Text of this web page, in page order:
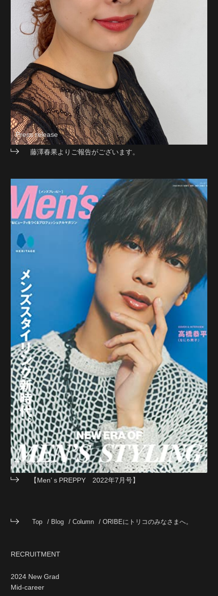
Press release
藤澤春果よりご報告がございます。
Press release
【Men’ｓPREPPY 2022年7月号】
Top Blog Column ORIBEにトリコのみなさまへ。
RECRUITMENT
2024 New Grad
Mid-career